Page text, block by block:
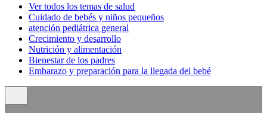
Ver todos los temas de salud
Cuidado de bebés y niños pequeños
atención pediátrica general
Crecimiento y desarrollo
Nutrición y alimentación
Bienestar de los padres
Embarazo y preparación para la llegada del bebé